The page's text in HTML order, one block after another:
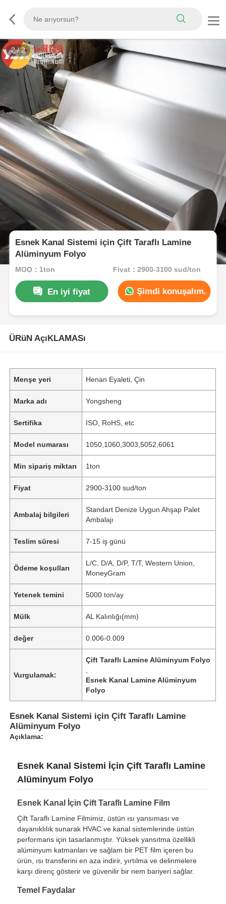
2/2
Esnek Kanal Sistemi için Çift Taraflı Lamine
Alüminyum Folyo
MOQ：1ton Fiyat：2900-3100 sud/ton
En iyi fiyat Şimdi konuşalım.
ÜRüN AçıKLAMASı
Menşe yeri Henan Eyaleti, Çin
Marka adı Yongsheng
Sertifika ISO, RoHS, etc
Model numarası 1050,1060,3003,5052,6061
Min sipariş miktarı 1ton
Fiyat 2900-3100 sud/ton
Ambalaj bilgileri
Standart Denize Uygun Ahşap Palet
Ambalajı
Teslim süresi 7-15 iş günü
Ödeme koşulları
L/C, D/A, D/P, T/T, Western Union,
MoneyGram
Yetenek temini 5000 ton/ay
Mülk AL Kalınlığı(mm)
değer 0.006-0.009
Vurgulamak:
Çift Taraflı Lamine Alüminyum Folyo
Esnek Kanal Lamine Alüminyum
Folyo
Esnek Kanal Sistemi için Çift Taraflı Lamine
Alüminyum Folyo
Açıklama:
Esnek Kanal Sistemi İçin Çift Taraflı Lamine
Alüminyum Folyo
Esnek Kanal İçin Çift Taraflı Lamine Film
Çift Taraflı Lamine Filmimiz, üstün ısı yansıması ve
dayanıklılık sunarak HVAC ve kanal sistemlerinde üstün
performans için tasarlanmıştır. Yüksek yansıtma özellikli
alüminyum katmanları ve sağlam bir PET film içeren bu
ürün, ısı transferini en aza indirir, yırtılma ve delinmelere
karşı direnç gösterir ve güvenilir bir nem bariyeri sağlar.
Temel Faydalar